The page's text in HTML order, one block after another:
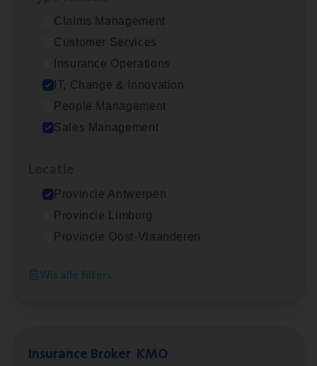
Claims Management
Customer Services
Insurance Operations
IT, Change & Innovation
People Management
Sales Management
Provincie Antwerpen
Provincie Limburg
Provincie Oost-Vlaanderen
Wis alle filters
Test Ana­lyst
IT, Change & Innovation
Antwerpen
Busi­ness Analyst
Insu­ran­ce Bro­ker Trans­port&
Antwerpen
Insu­ran­ce Bro­ker KMO